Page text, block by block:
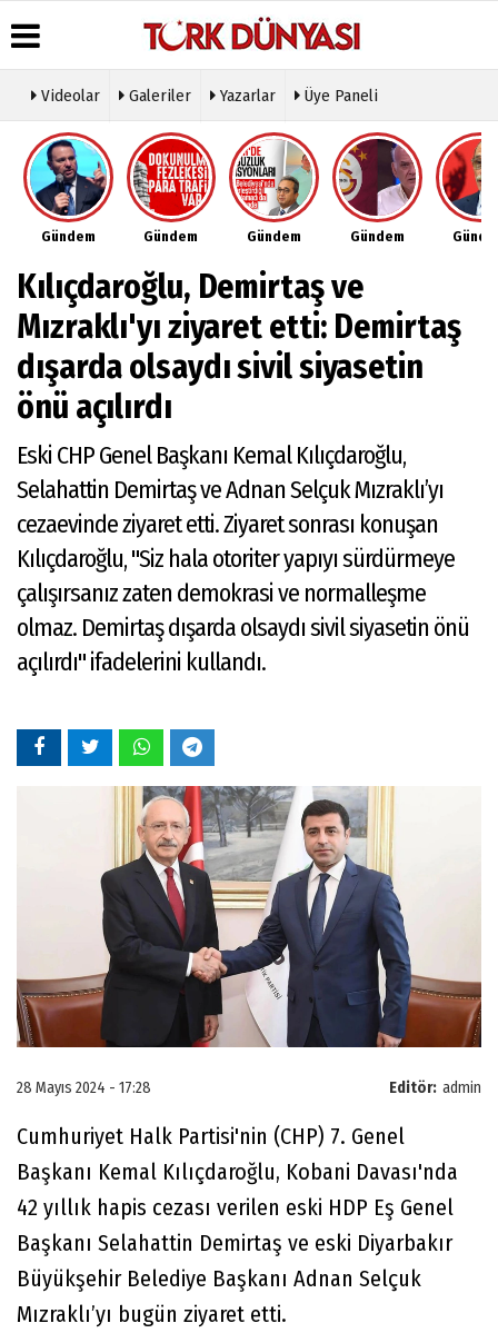
Üye Paneli
Haber
Arşivi
Gazete
Arşivi
Günün
Haberleri
Hava
Durumu
Gazete
Manşetleri
Anketler
Biyografiler
Köşe
Yazarları
Video
Galeri
Foto
Etkinlikler
Künye
İletişim
Çerez
Politikası
Videolar Galeriler Yazarlar Üye Paneli
Gündem Gündem Gündem Gündem
Kılıçdaroğlu, Demirtaş ve
Mızraklı'yı ziyaret etti: Demirtaş
dışarda olsaydı sivil siyasetin
önü açılırdı
Eski CHP Genel Başkanı Kemal Kılıçdaroğlu,
Selahattin Demirtaş ve Adnan Selçuk Mızraklı’yı
cezaevinde ziyaret etti. Ziyaret sonrası konuşan
Kılıçdaroğlu, "Siz hala otoriter yapıyı sürdürmeye
çalışırsanız zaten demokrasi ve normalleşme
olmaz. Demirtaş dışarda olsaydı sivil siyasetin önü
açılırdı" ifadelerini kullandı.
Editör: admin
28 Mayıs 2024 - 17:28
Cumhuriyet Halk Partisi'nin (CHP) 7. Genel
Başkanı Kemal Kılıçdaroğlu, Kobani Davası'nda
42 yıllık hapis cezası verilen eski HDP Eş Genel
Başkanı Selahattin Demirtaş ve eski Diyarbakır
Büyükşehir Belediye Başkanı Adnan Selçuk
Mızraklı’yı bugün ziyaret etti.